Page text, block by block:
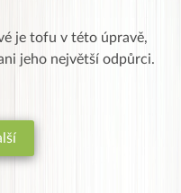
je tofu v této úpravě,
jeho největší odpůrci.